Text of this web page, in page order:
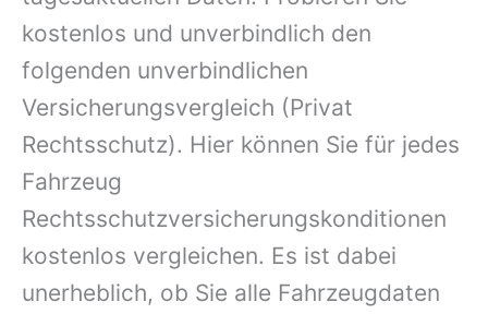
kostenlos und unverbindlich den
folgenden unverbindlichen
Versicherungsvergleich (Privat
Rechtsschutz). Hier können Sie für jedes
Fahrzeug
Rechtsschutzversicherungskonditionen
kostenlos vergleichen. Es ist dabei
unerheblich, ob Sie alle Fahrzeugdaten